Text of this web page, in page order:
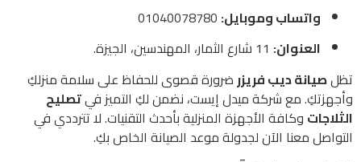
واتساب وموبايل:
العنوان:
تظلصيانة ديب فريزر ضرورة قصوى للحفاظ على سلامة منزلكِ
وأجهزتكِ. مع شركة ميدل إيست، نضمن لكِ التميز فيتصليح
الثلاجات وكافة الأجهزة المنزلية بأحدث التقنيات. لا تترددي في
التواصل معنا الآن لجدولة موعد الصيانة الخاص بكِ.